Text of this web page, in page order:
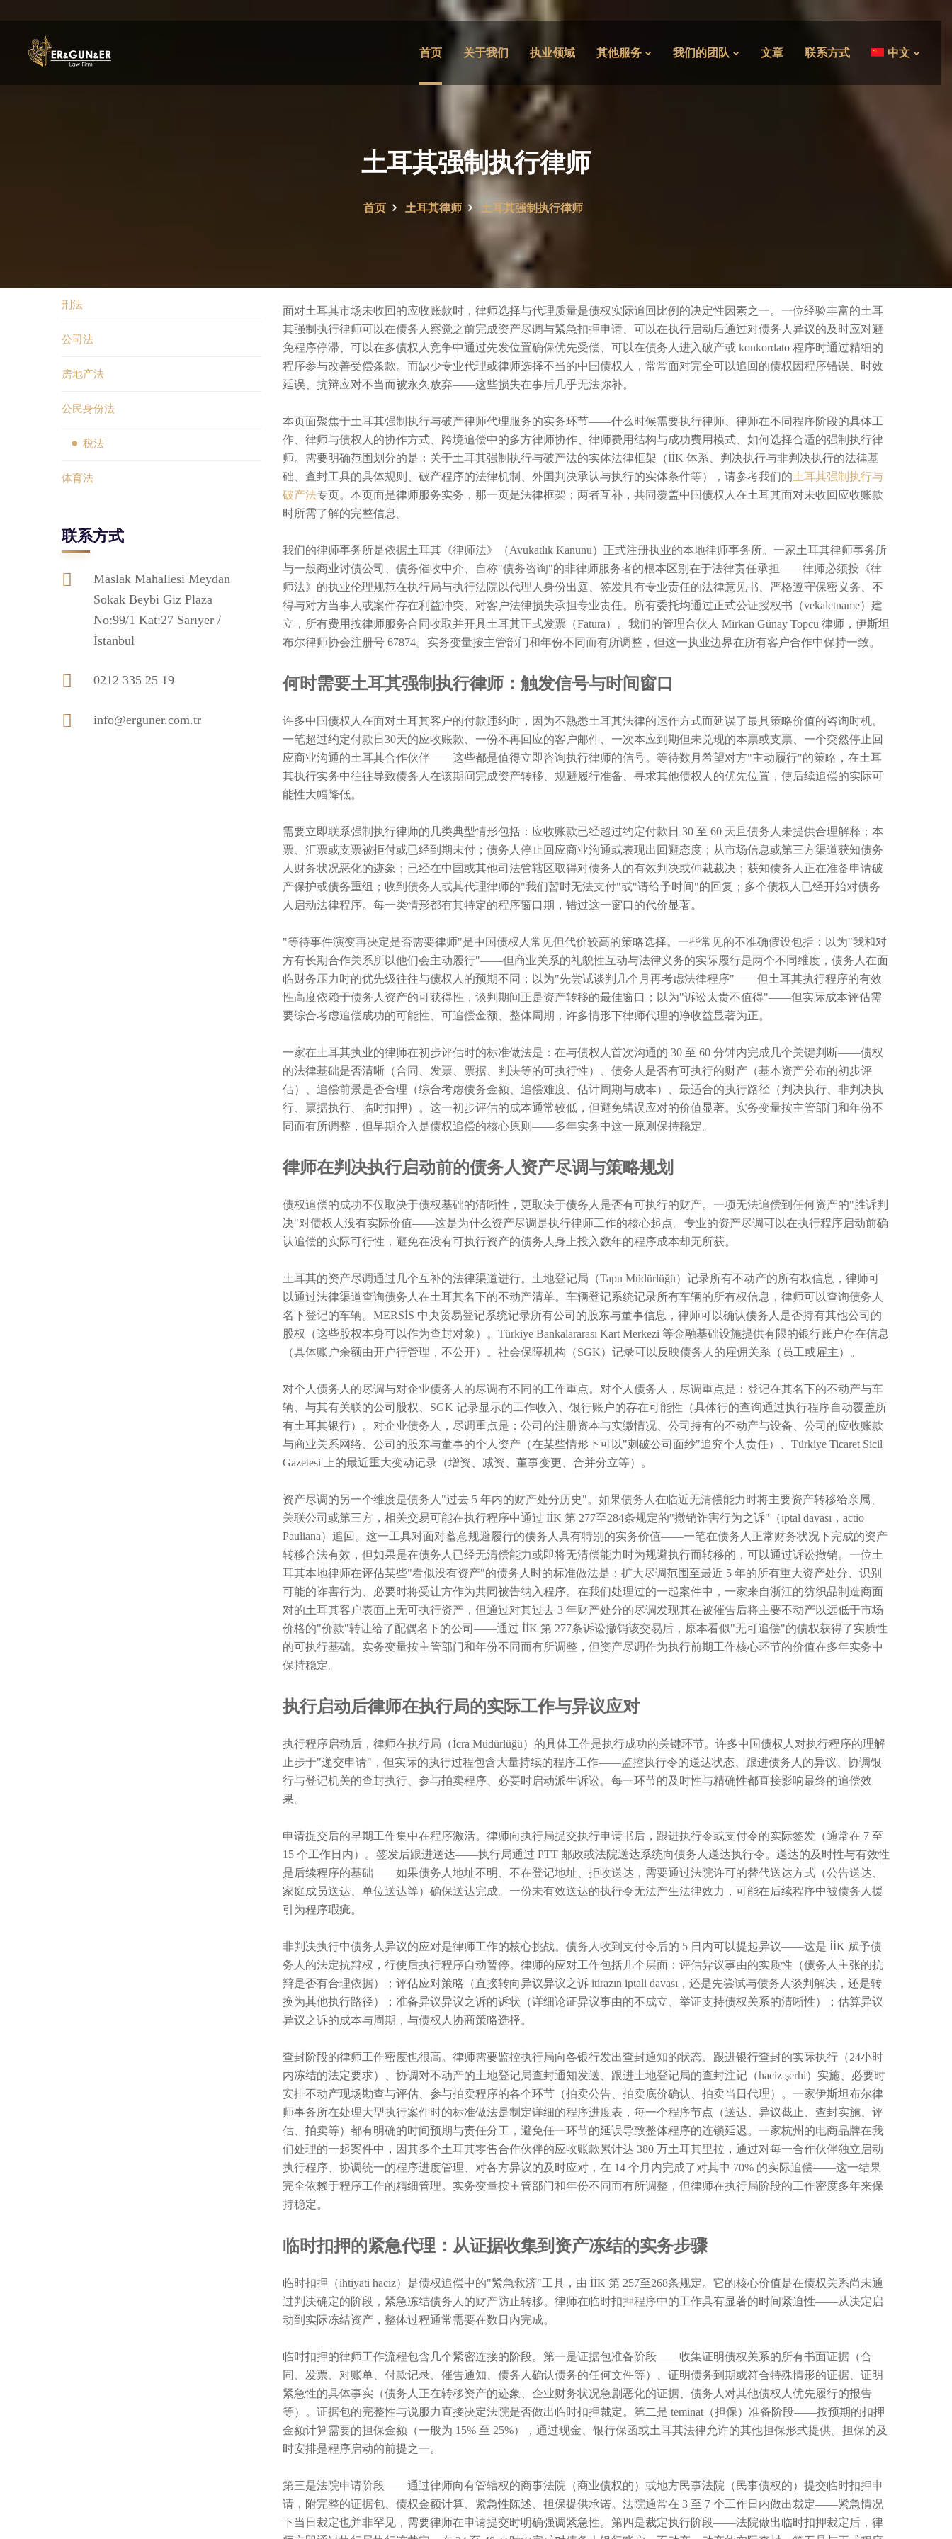
首页 关于我们 执业领域 其他服务 我们的团队 文章 联系方式 中文
土耳其强制执行律师
首页 土耳其律师 土耳其强制执行律师
面对土耳其市场未收回的应收账款时，律师选择与代理质量是债权实际追回比例的决定性因素之一。一位经验丰富的土耳
其强制执行律师可以在债务人察觉之前完成资产尽调与紧急扣押申请、可以在执行启动后通过对债务人异议的及时应对避
免程序停滞、可以在多债权人竞争中通过先发位置确保优先受偿、可以在债务人进入破产或 konkordato 程序时通过精细的
程序参与改善受偿条款。而缺少专业代理或律师选择不当的中国债权人，常常面对完全可以追回的债权因程序错误、时效
延误、抗辩应对不当而被永久放弃——这些损失在事后几乎无法弥补。
本页面聚焦于土耳其强制执行与破产律师代理服务的实务环节——什么时候需要执行律师、律师在不同程序阶段的具体工
作、律师与债权人的协作方式、跨境追偿中的多方律师协作、律师费用结构与成功费用模式、如何选择合适的强制执行律
师。需要明确范围划分的是：关于土耳其强制执行与破产法的实体法律框架（İİK 体系、判决执行与非判决执行的法律基
础、查封工具的具体规则、破产程序的法律机制、外国判决承认与执行的实体条件等），请参考我们的土耳其强制执行与
破产法专页。本页面是律师服务实务，那一页是法律框架；两者互补，共同覆盖中国债权人在土耳其面对未收回应收账款
时所需了解的完整信息。
我们的律师事务所是依据土耳其《律师法》（Avukatlık Kanunu）正式注册执业的本地律师事务所。一家土耳其律师事务所
与一般商业讨债公司、债务催收中介、自称"债务咨询"的非律师服务者的根本区别在于法律责任承担——律师必须按《律
师法》的执业伦理规范在执行局与执行法院以代理人身份出庭、签发具有专业责任的法律意见书、严格遵守保密义务、不
得与对方当事人或案件存在利益冲突、对客户法律损失承担专业责任。所有委托均通过正式公证授权书（vekaletname）建
立，所有费用按律师服务合同收取并开具土耳其正式发票（Fatura）。我们的管理合伙人 Mirkan Günay Topcu 律师，伊斯坦
布尔律师协会注册号 67874。实务变量按主管部门和年份不同而有所调整，但这一执业边界在所有客户合作中保持一致。
何时需要土耳其强制执行律师：触发信号与时间窗口
许多中国债权人在面对土耳其客户的付款违约时，因为不熟悉土耳其法律的运作方式而延误了最具策略价值的咨询时机。
一笔超过约定付款日30天的应收账款、一份不再回应的客户邮件、一次本应到期但未兑现的本票或支票、一个突然停止回
应商业沟通的土耳其合作伙伴——这些都是值得立即咨询执行律师的信号。等待数月希望对方"主动履行"的策略，在土耳
其执行实务中往往导致债务人在该期间完成资产转移、规避履行准备、寻求其他债权人的优先位置，使后续追偿的实际可
能性大幅降低。
需要立即联系强制执行律师的几类典型情形包括：应收账款已经超过约定付款日 30 至 60 天且债务人未提供合理解释；本
票、汇票或支票被拒付或已经到期未付；债务人停止回应商业沟通或表现出回避态度；从市场信息或第三方渠道获知债务
人财务状况恶化的迹象；已经在中国或其他司法管辖区取得对债务人的有效判决或仲裁裁决；获知债务人正在准备申请破
产保护或债务重组；收到债务人或其代理律师的"我们暂时无法支付"或"请给予时间"的回复；多个债权人已经开始对债务
人启动法律程序。每一类情形都有其特定的程序窗口期，错过这一窗口的代价显著。
"等待事件演变再决定是否需要律师"是中国债权人常见但代价较高的策略选择。一些常见的不准确假设包括：以为"我和对
方有长期合作关系所以他们会主动履行"——但商业关系的礼貌性互动与法律义务的实际履行是两个不同维度，债务人在面
临财务压力时的优先级往往与债权人的预期不同；以为"先尝试谈判几个月再考虑法律程序"——但土耳其执行程序的有效
性高度依赖于债务人资产的可获得性，谈判期间正是资产转移的最佳窗口；以为"诉讼太贵不值得"——但实际成本评估需
要综合考虑追偿成功的可能性、可追偿金额、整体周期，许多情形下律师代理的净收益显著为正。
一家在土耳其执业的律师在初步评估时的标准做法是：在与债权人首次沟通的 30 至 60 分钟内完成几个关键判断——债权
的法律基础是否清晰（合同、发票、票据、判决等的可执行性）、债务人是否有可执行的财产（基本资产分布的初步评
估）、追偿前景是否合理（综合考虑债务金额、追偿难度、估计周期与成本）、最适合的执行路径（判决执行、非判决执
行、票据执行、临时扣押）。这一初步评估的成本通常较低，但避免错误应对的价值显著。实务变量按主管部门和年份不
同而有所调整，但早期介入是债权追偿的核心原则——多年实务中这一原则保持稳定。
律师在判决执行启动前的债务人资产尽调与策略规划
债权追偿的成功不仅取决于债权基础的清晰性，更取决于债务人是否有可执行的财产。一项无法追偿到任何资产的"胜诉判
决"对债权人没有实际价值——这是为什么资产尽调是执行律师工作的核心起点。专业的资产尽调可以在执行程序启动前确
认追偿的实际可行性，避免在没有可执行资产的债务人身上投入数年的程序成本却无所获。
土耳其的资产尽调通过几个互补的法律渠道进行。土地登记局（Tapu Müdürlüğü）记录所有不动产的所有权信息，律师可
以通过法律渠道查询债务人在土耳其名下的不动产清单。车辆登记系统记录所有车辆的所有权信息，律师可以查询债务人
名下登记的车辆。MERSİS 中央贸易登记系统记录所有公司的股东与董事信息，律师可以确认债务人是否持有其他公司的
股权（这些股权本身可以作为查封对象）。Türkiye Bankalararası Kart Merkezi 等金融基础设施提供有限的银行账户存在信息
（具体账户余额由开户行管理，不公开）。社会保障机构（SGK）记录可以反映债务人的雇佣关系（员工或雇主）。
对个人债务人的尽调与对企业债务人的尽调有不同的工作重点。对个人债务人，尽调重点是：登记在其名下的不动产与车
辆、与其有关联的公司股权、SGK 记录显示的工作收入、银行账户的存在可能性（具体行的查询通过执行程序自动覆盖所
有土耳其银行）。对企业债务人，尽调重点是：公司的注册资本与实缴情况、公司持有的不动产与设备、公司的应收账款
与商业关系网络、公司的股东与董事的个人资产（在某些情形下可以"刺破公司面纱"追究个人责任）、Türkiye Ticaret Sicil
Gazetesi 上的最近重大变动记录（增资、减资、董事变更、合并分立等）。
资产尽调的另一个维度是债务人"过去 5 年内的财产处分历史"。如果债务人在临近无清偿能力时将主要资产转移给亲属、
关联公司或第三方，相关交易可能在执行程序中通过 İİK 第 277至284条规定的"撤销诈害行为之诉"（iptal davası，actio
Pauliana）追回。这一工具对面对蓄意规避履行的债务人具有特别的实务价值——一笔在债务人正常财务状况下完成的资产
转移合法有效，但如果是在债务人已经无清偿能力或即将无清偿能力时为规避执行而转移的，可以通过诉讼撤销。一位土
耳其本地律师在评估某些"看似没有资产"的债务人时的标准做法是：扩大尽调范围至最近 5 年的所有重大资产处分、识别
可能的诈害行为、必要时将受让方作为共同被告纳入程序。在我们处理过的一起案件中，一家来自浙江的纺织品制造商面
对的土耳其客户表面上无可执行资产，但通过对其过去 3 年财产处分的尽调发现其在被催告后将主要不动产以远低于市场
价格的"价款"转让给了配偶名下的公司——通过 İİK 第 277条诉讼撤销该交易后，原本看似"无可追偿"的债权获得了实质性
的可执行基础。实务变量按主管部门和年份不同而有所调整，但资产尽调作为执行前期工作核心环节的价值在多年实务中
保持稳定。
执行启动后律师在执行局的实际工作与异议应对
执行程序启动后，律师在执行局（İcra Müdürlüğü）的具体工作是执行成功的关键环节。许多中国债权人对执行程序的理解
止步于"递交申请"，但实际的执行过程包含大量持续的程序工作——监控执行令的送达状态、跟进债务人的异议、协调银
行与登记机关的查封执行、参与拍卖程序、必要时启动派生诉讼。每一环节的及时性与精确性都直接影响最终的追偿效
果。
申请提交后的早期工作集中在程序激活。律师向执行局提交执行申请书后，跟进执行令或支付令的实际签发（通常在 7 至
15 个工作日内）。签发后跟进送达——执行局通过 PTT 邮政或法院送达系统向债务人送达执行令。送达的及时性与有效性
是后续程序的基础——如果债务人地址不明、不在登记地址、拒收送达，需要通过法院许可的替代送达方式（公告送达、
家庭成员送达、单位送达等）确保送达完成。一份未有效送达的执行令无法产生法律效力，可能在后续程序中被债务人援
引为程序瑕疵。
非判决执行中债务人异议的应对是律师工作的核心挑战。债务人收到支付令后的 5 日内可以提起异议——这是 İİK 赋予债
务人的法定抗辩权，行使后执行程序自动暂停。律师的应对工作包括几个层面：评估异议事由的实质性（债务人主张的抗
辩是否有合理依据）；评估应对策略（直接转向异议异议之诉 itirazın iptali davası，还是先尝试与债务人谈判解决，还是转
换为其他执行路径）；准备异议异议之诉的诉状（详细论证异议事由的不成立、举证支持债权关系的清晰性）；估算异议
异议之诉的成本与周期，与债权人协商策略选择。
查封阶段的律师工作密度也很高。律师需要监控执行局向各银行发出查封通知的状态、跟进银行查封的实际执行（24小时
内冻结的法定要求）、协调对不动产的土地登记局查封通知发送、跟进土地登记局的查封注记（haciz şerhi）实施、必要时
安排不动产现场勘查与评估、参与拍卖程序的各个环节（拍卖公告、拍卖底价确认、拍卖当日代理）。一家伊斯坦布尔律
师事务所在处理大型执行案件时的标准做法是制定详细的程序进度表，每一个程序节点（送达、异议截止、查封实施、评
估、拍卖等）都有明确的时间预期与责任分工，避免任一环节的延误导致整体程序的连锁延迟。一家杭州的电商品牌在我
们处理的一起案件中，因其多个土耳其零售合作伙伴的应收账款累计达 380 万土耳其里拉，通过对每一合作伙伴独立启动
执行程序、协调统一的程序进度管理、对各方异议的及时应对，在 14 个月内完成了对其中 70% 的实际追偿——这一结果
完全依赖于程序工作的精细管理。实务变量按主管部门和年份不同而有所调整，但律师在执行局阶段的工作密度多年来保
持稳定。
临时扣押的紧急代理：从证据收集到资产冻结的实务步骤
临时扣押（ihtiyati haciz）是债权追偿中的"紧急救济"工具，由 İİK 第 257至268条规定。它的核心价值是在债权关系尚未通
过判决确定的阶段，紧急冻结债务人的财产防止转移。律师在临时扣押程序中的工作具有显著的时间紧迫性——从决定启
动到实际冻结资产，整体过程通常需要在数日内完成。
临时扣押的律师工作流程包含几个紧密连接的阶段。第一是证据包准备阶段——收集证明债权关系的所有书面证据（合
同、发票、对账单、付款记录、催告通知、债务人确认债务的任何文件等）、证明债务到期或符合特殊情形的证据、证明
紧急性的具体事实（债务人正在转移资产的迹象、企业财务状况急剧恶化的证据、债务人对其他债权人优先履行的报告
等）。证据包的完整性与说服力直接决定法院是否做出临时扣押裁定。第二是 teminat（担保）准备阶段——按预期的扣押
金额计算需要的担保金额（一般为 15% 至 25%），通过现金、银行保函或土耳其法律允许的其他担保形式提供。担保的及
时安排是程序启动的前提之一。
第三是法院申请阶段——通过律师向有管辖权的商事法院（商业债权的）或地方民事法院（民事债权的）提交临时扣押申
请，附完整的证据包、债权金额计算、紧急性陈述、担保提供承诺。法院通常在 3 至 7 个工作日内做出裁定——紧急情况
下当日裁定也并非罕见，需要律师在申请提交时明确强调紧急性。第四是裁定执行阶段——法院做出临时扣押裁定后，律
刑法
公司法
房地产法
公民身份法
税法
体育法
联系方式
Maslak Mahallesi Meydan
Sokak Beybi Giz Plaza
No:99/1 Kat:27 Sarıyer /
İstanbul
0212 335 25 19
info@erguner.com.tr